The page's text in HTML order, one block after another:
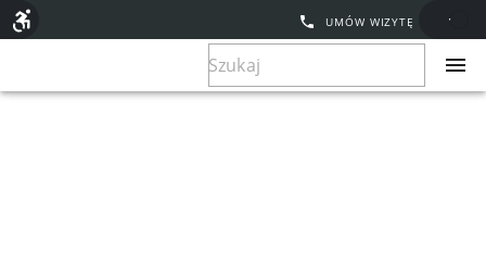
UMÓW WIZYTĘ